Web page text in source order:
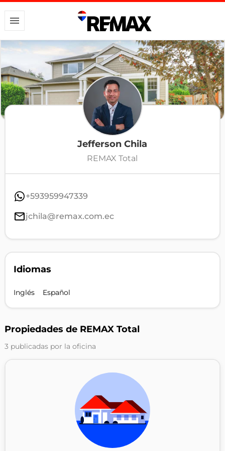
Jefferson Chila
REMAX Total
+593959947339
jchila@remax.com.ec
Idiomas
Inglés Español
Propiedades de REMAX Total
3 publicadas por la oficina